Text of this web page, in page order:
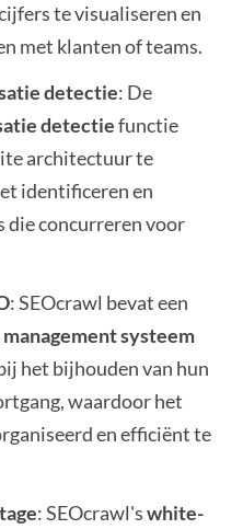
te visualiseren en
met klanten of teams.
detectie: De
detectiefunctie
architectuur te
identificeren en
die concurreren voor
: SEOcrawl bevat een
management systeem
het bijhouden van hun
waardoor het
en efficiënt te
: SEOcrawl'swhite-